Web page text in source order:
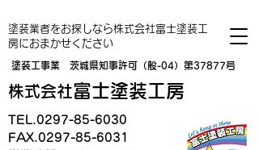
塗装業者をお探しなら株式会社富士塗装工
房におまかせください
塗装工事業 茨城県知事許可（般-04）第37877号
株式会社富士塗装工房
TEL.0297-85-6030
FAX.0297-85-6031